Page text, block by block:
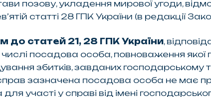
позову, укладення мирової угоди,
статті 28 ГПК України (в редакції
до статей 21, 28 ГПК України,
посадова особа, повноваження якої
збитків, завданих господарському
справ зазначена посадова особа не має
участі у справі від імені